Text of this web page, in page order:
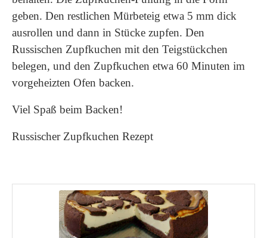
geben. Den restlichen Mürbeteig etwa 5 mm dick
ausrollen und dann in Stücke zupfen. Den
Russischen Zupfkuchen mit den Teigstückchen
belegen, und den Zupfkuchen etwa 60 Minuten im
vorgeheizten Ofen backen.
Viel Spaß beim Backen!
Russischer Zupfkuchen Rezept